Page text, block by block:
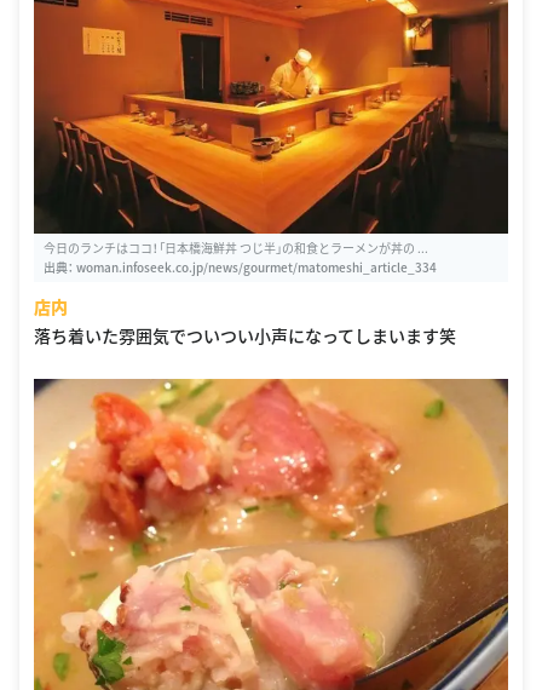
今日のランチはココ！「日本橋海鮮丼 つじ半」の和食とラーメンが丼の ...
出典： woman.infoseek.co.jp/news/gourmet/matomeshi_article_334
店内
落ち着いた雰囲気でついつい小声になってしまいます笑